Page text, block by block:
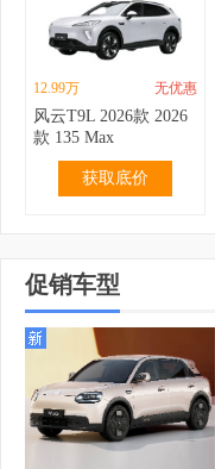
12.99万 无优惠
风云T9L 2026款 2026
款 135 Max
获取底价
18.69万
风云T9L 2026款 2026
款 200 四驱超能超舒
适
获取底价
促销车型